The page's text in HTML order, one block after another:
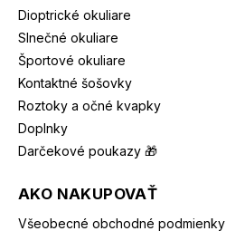
Dioptrické okuliare
Slnečné okuliare
Športové okuliare
Kontaktné šošovky
Roztoky a očné kvapky
Doplnky
Darčekové poukazy 🎁
AKO NAKUPOVAŤ
Všeobecné obchodné podmienky